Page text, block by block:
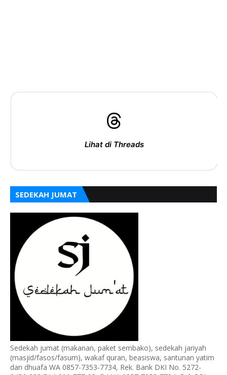
Lihat di Threads
SEDEKAH JUMAT
Sedekah jumat (makanan, paket sembako), sedekah jariyah
(masjid/fasos/fasum), wakaf quran, beasiswa, santunan yatim
dan dhuafa WA 0857-7353-7734, Rek. Bank DKI No. 5272-